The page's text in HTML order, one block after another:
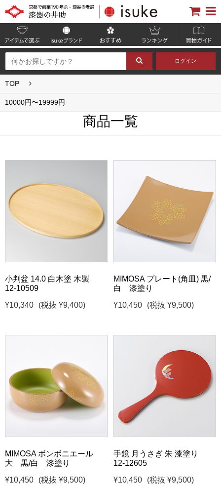
ログイン
TOP
10000円〜19999円
商品一覧
小判盆 14.0 白木塗 木製
12-10509
¥10,340
(税抜 ¥9,400)
MIMOSA プレート(角皿) 黒/
白 漆塗り
¥10,450
(税抜 ¥9,500)
MIMOSA ボンボニエール
大 黒/白 漆塗り
¥10,450
(税抜 ¥9,500)
手鏡 月うさぎ 朱 漆塗り
12-12605
¥10,450
(税抜 ¥9,500)